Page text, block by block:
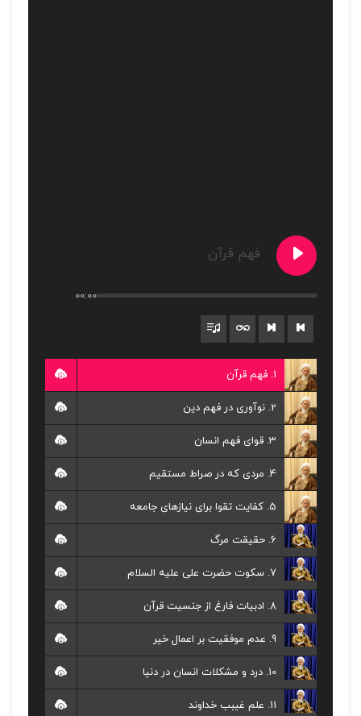
فهم قرآن
00:00
1. فهم قرآن
2. نوآوری در فهم دین
3. قوای فهم انسان
4. مردی که در صراط مستقیم
5. کفایت تقوا برای نیازهای جامعه
6. حقیقت مرگ
7. سکوت حضرت علی علیه السلام
8. ادبیات فارغ از جنسیت قرآن
9. عدم موفقیت بر اعمال خیر
10. درد و مشکلات انسان در دنیا
11. علم غیبب خداوند